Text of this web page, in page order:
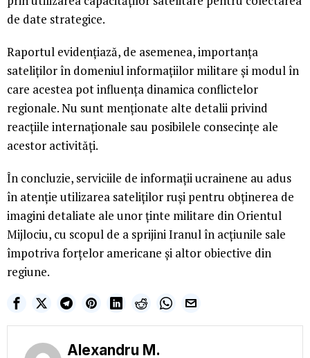
de date strategice.
Raportul evidențiază, de asemenea, importanța
sateliților în domeniul informațiilor militare și modul în
care acestea pot influența dinamica conflictelor
regionale. Nu sunt menționate alte detalii privind
reacțiile internaționale sau posibilele consecințe ale
acestor activități.
În concluzie, serviciile de informații ucrainene au adus
în atenție utilizarea sateliților ruși pentru obținerea de
imagini detaliate ale unor ținte militare din Orientul
Mijlociu, cu scopul de a sprijini Iranul în acțiunile sale
împotriva forțelor americane și altor obiective din
regiune.
Alexandru M.